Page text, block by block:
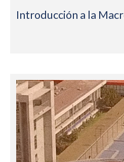
Introducción a la